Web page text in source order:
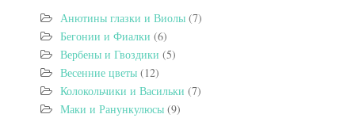
Анютины глазки и Виолы (7)
Бегонии и Фиалки (6)
Вербены и Гвоздики (5)
Весенние цветы (12)
Колокольчики и Васильки (7)
Маки и Ранункулюсы (9)